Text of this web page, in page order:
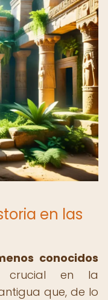
en las
conocidos
crucial en la
que, de lo